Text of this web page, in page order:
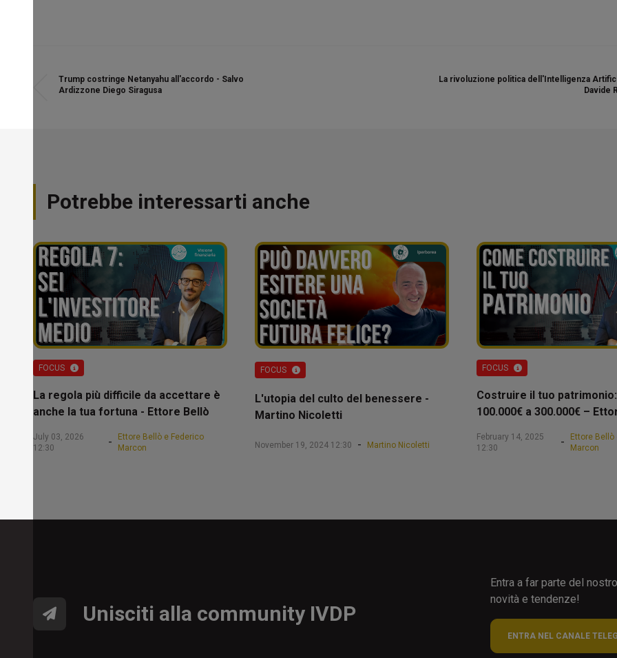
Trump costringe Netanyahu all'accordo - Salvo
Ardizzone Diego Siragusa
La rivoluzione politica dell'Intelligenza
Davide
Potrebbe interessarti anche
FOCUS
La regola più difficile da accettare è
anche la tua fortuna - Ettore Bellò
July 03, 2026
12:30
-
Ettore Bellò e Federico
Marcon
FOCUS
L'utopia del culto del benessere -
Martino Nicoletti
November 19, 2024 12:30 - Martino Nicoletti
FOCUS
Costruire il tuo
100.000€ a 300.000€ –
February 14, 2025
12:30
-
Ettore Bellò
Marcon
Unisciti alla community IVDP
Entra a far parte del
novità e tendenze!
ENTRA NEL CANALE